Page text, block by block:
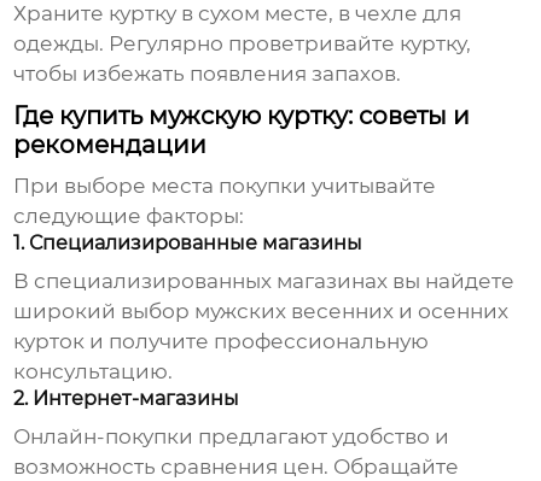
Храните куртку в сухом месте, в чехле для
одежды. Регулярно проветривайте куртку,
чтобы избежать появления запахов.
Где купить мужскую куртку: советы и
рекомендации
При выборе места покупки учитывайте
следующие факторы:
1. Специализированные магазины
В специализированных магазинах вы найдете
широкий выбор мужских весенних и осенних
курток и получите профессиональную
консультацию.
2. Интернет-магазины
Онлайн-покупки предлагают удобство и
возможность сравнения цен. Обращайте